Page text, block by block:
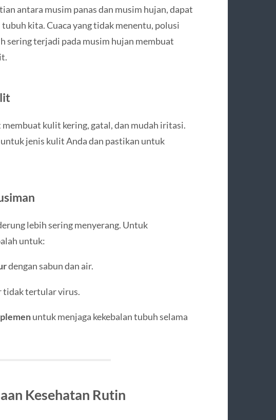
antara musim panas dan musim hujan, dapat
kita. Cuaca yang tidak menentu, polusi
sering terjadi pada musim hujan membuat
kulit kering, gatal, dan mudah iritasi.
jenis kulit Anda dan pastikan untuk
lebih sering menyerang. Untuk
untuk:
dengan sabun dan air.
tidak tertular virus.
untuk menjaga kekebalan tubuh selama
Kesehatan Rutin